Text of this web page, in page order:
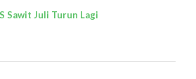
Sawit Juli Turun Lagi